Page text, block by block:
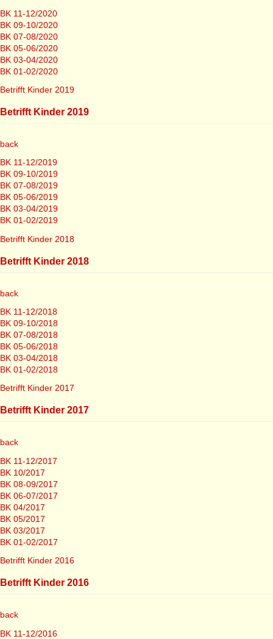
BK 11-12/2020
BK 09-10/2020
BK 07-08/2020
BK 05-06/2020
BK 03-04/2020
BK 01-02/2020
Betrifft Kinder 2019
Betrifft Kinder 2019
back
BK 11-12/2019
BK 09-10/2019
BK 07-08/2019
BK 05-06/2019
BK 03-04/2019
BK 01-02/2019
Betrifft Kinder 2018
Betrifft Kinder 2018
back
BK 11-12/2018
BK 09-10/2018
BK 07-08/2018
BK 05-06/2018
BK 03-04/2018
BK 01-02/2018
Betrifft Kinder 2017
Betrifft Kinder 2017
back
BK 11-12/2017
BK 10/2017
BK 08-09/2017
BK 06-07/2017
BK 04/2017
BK 05/2017
BK 03/2017
BK 01-02/2017
Betrifft Kinder 2016
Betrifft Kinder 2016
back
BK 11-12/2016